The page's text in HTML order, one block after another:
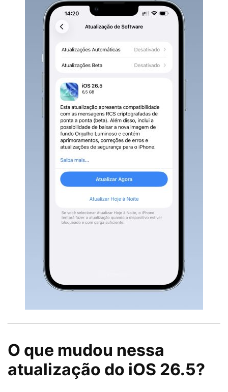
O que mudou nessa
atualização do iOS 26.5?